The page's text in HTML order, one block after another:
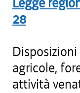
28
agricole,
attività